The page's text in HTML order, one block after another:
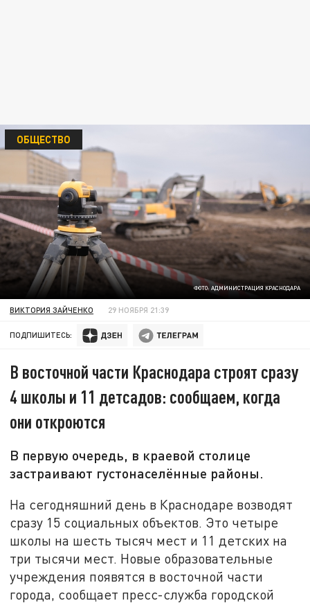
ФОТО: АДМИНИСТРАЦИЯ КРАСНОДАРА
ОБЩЕСТВО
ВИКТОРИЯ ЗАЙЧЕНКО 29 НОЯБРЯ 21:39
ПОДПИШИТЕСЬ:
В восточной части Краснодара строят сразу
4 школы и 11 детсадов: сообщаем, когда
они откроются
В первую очередь, в краевой столице
застраивают густонаселённые районы.
На сегодняшний день в Краснодаре возводят
сразу 15 социальных объектов. Это четыре
школы на шесть тысяч мест и 11 детских на
три тысячи мест. Новые образовательные
учреждения появятся в восточной части
города, сообщает пресс-служба городской